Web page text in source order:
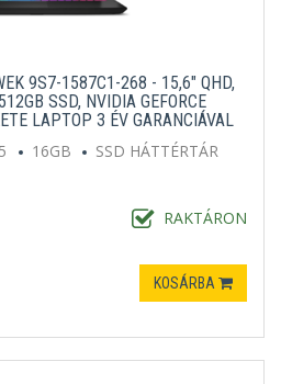
9S7-1587C1-268 - 15,6" QHD,
SSD, NVIDIA GEFORCE
LAPTOP 3 ÉV GARANCIÁVAL
16GB
SSD HÁTTÉRTÁR
RAKTÁRON
KOSÁRBA